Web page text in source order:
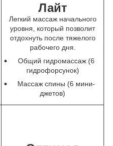
Лайт
Легкий массаж начального
уровня, который позволит
отдохнуть после тяжелого
рабочего дня.
Общий гидромассаж (6
гидрофорсунок)
Массаж спины (6 мини-
джетов)